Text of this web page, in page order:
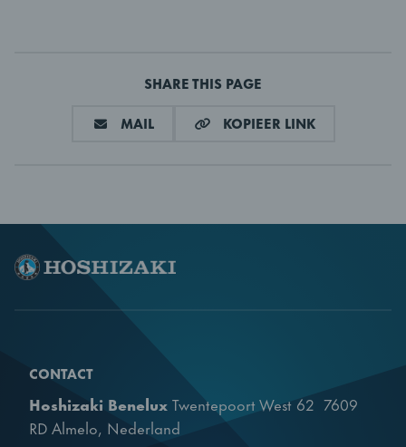
SHARE THIS PAGE
MAILDEEL VIA E-MAILKOPIEER LINKKOPIEER LINK
CONTACT
Hoshizaki BeneluxTwentepoort West 62 7609
RD Almelo, Nederland